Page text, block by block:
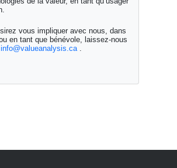
vous impliquer avec nous, dans
en tant que bénévole, laissez-nous
info@valueanalysis.ca.